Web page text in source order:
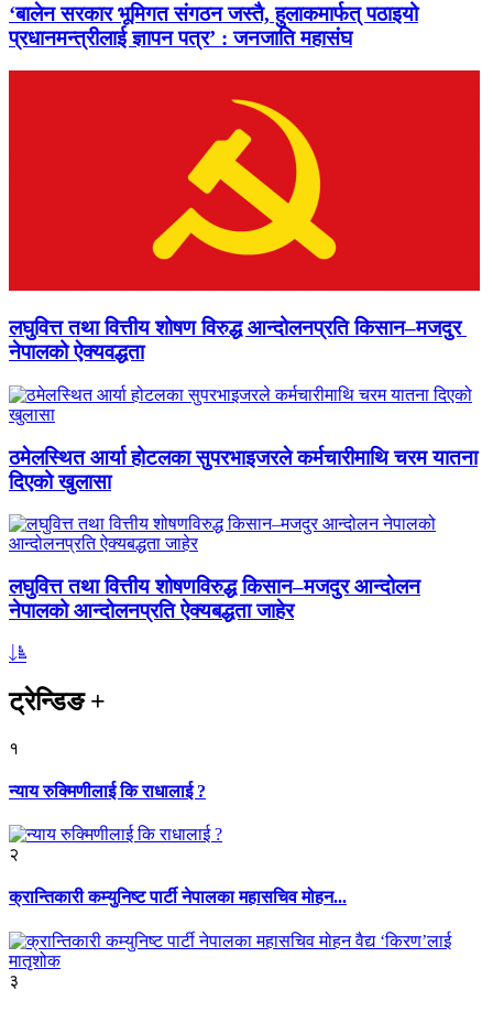
‘बालेन सरकार भूमिगत संगठन जस्तै, हुलाकमार्फत् पठाइयो
प्रधानमन्त्रीलाई ज्ञापन पत्र’ : जनजाति महासंघ
लघुवित्त तथा वित्तीय शोषण विरुद्ध आन्दोलनप्रति किसान–मजदुर
नेपालको ऐक्यवद्धता
ठमेलस्थित आर्या होटलका सुपरभाइजरले कर्मचारीमाथि चरम यातना
दिएको खुलासा
लघुवित्त तथा वित्तीय शोषणविरुद्ध किसान–मजदुर आन्दोलन
नेपालको आन्दोलनप्रति ऐक्यबद्धता जाहेर
ट्रेन्डिङ+
१
न्याय रुक्मिणीलाई कि राधालाई ?
२
क्रान्तिकारी कम्युनिष्ट पार्टी नेपालका महासचिव मोहन...
३